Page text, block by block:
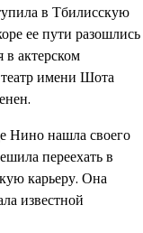
в Тбилисскую
ее пути разошлись
актерском
имени Шота
Нино нашла своего
переехать в
карьеру. Она
известной